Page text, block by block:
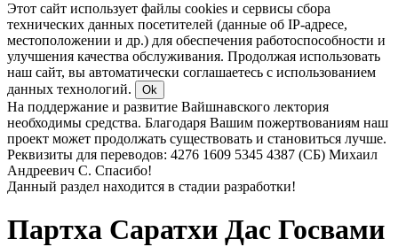
Этот сайт использует файлы cookies и сервисы сбора
технических данных посетителей (данные об IP-адресе,
местоположении и др.) для обеспечения работоспособности и
улучшения качества обслуживания. Продолжая использовать
наш сайт, вы автоматически соглашаетесь с использованием
данных технологий.
Ok
На поддержание и развитие Вайшнавского лектория
необходимы средства. Благодаря Вашим пожертвованиям наш
проект может продолжать существовать и становиться лучше.
Реквизиты для переводов: 4276 1609 5345 4387 (СБ) Михаил
Андреевич С. Спасибо!
Данный раздел находится в стадии разработки!
Партха Саратхи Дас Госвами